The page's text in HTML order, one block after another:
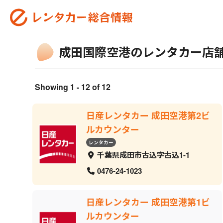
成田国際空港のレンタカー店
Showing 1 - 12 of 12
日産レンタカー 成田空港第2ビ
ルカウンター
レンタカー
千葉県成田市古込字古込1-1
0476-24-1023
日産レンタカー 成田空港第1ビ
ルカウンター